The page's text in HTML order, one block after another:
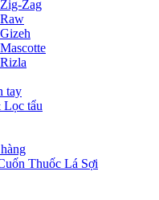
Zag
tay
tẩu
Thuốc Lá Sợi